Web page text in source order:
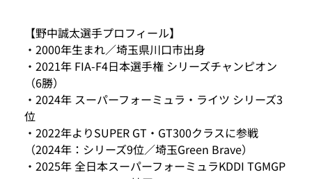
【野中誠太選手プロフィール】
・2000年生まれ／埼玉県川口市出身
・2021年 FIA-F4日本選手権 シリーズチャンピオン
（6勝）
・2024年 スーパーフォーミュラ・ライツ シリーズ3
位
・2022年よりSUPER GT・GT300クラスに参戦
（2024年：シリーズ9位／埼玉Green Brave）
・2025年 全日本スーパーフォーミュラKDDI TGMGP